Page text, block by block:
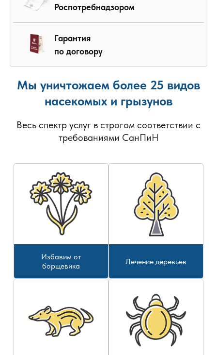
Роспотребнадзором
Гарантия
по договору
Мы уничтожаем более 25 видов
насекомых и грызунов
Весь спектр услуг в строгом соответствии с
требованиями СанПиН
Избавим от
борщевика
Лечение деревьев